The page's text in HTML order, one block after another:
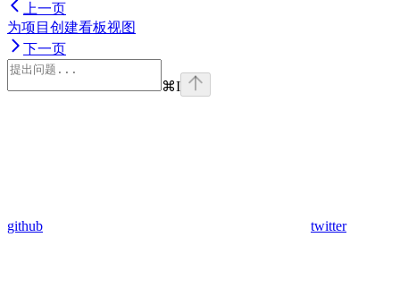
上一页
为项目创建看板视图
下一页
⌘I
github twitter